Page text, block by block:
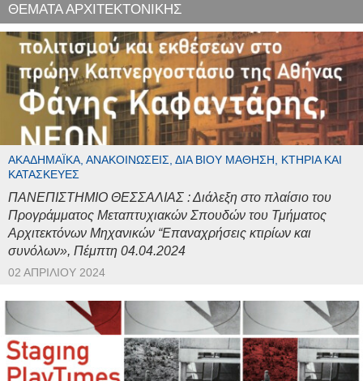
ΘΕΜΑΤΑ ΑΡΧΙΤΕΚΤΟΝΙΚΗΣ
ΑΚΑΔΗΜΑΪΚΆ, ΑΝΑΚΟΙΝΏΣΕΙΣ, ΔΙΆ ΒΊΟΥ ΜΆΘΗΣΗ, ΚΤΉΡΙΑ ΚΑΙ
ΚΑΤΑΣΚΕΥΈΣ
ΠΑΝΕΠΙΣΤΗΜΙΟ ΘΕΣΣΑΛΙΑΣ : Διάλεξη στο πλαίσιο του
Προγράμματος Μεταπτυχιακών Σπουδών του Τμήματος
Αρχιτεκτόνων Μηχανικών “Επαναχρήσεις κτιρίων και
συνόλων», Πέμπτη 04.04.2024
02 ΑΠΡΙΛΊΟΥ 2024